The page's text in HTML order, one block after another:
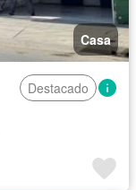
Casa
Destacado